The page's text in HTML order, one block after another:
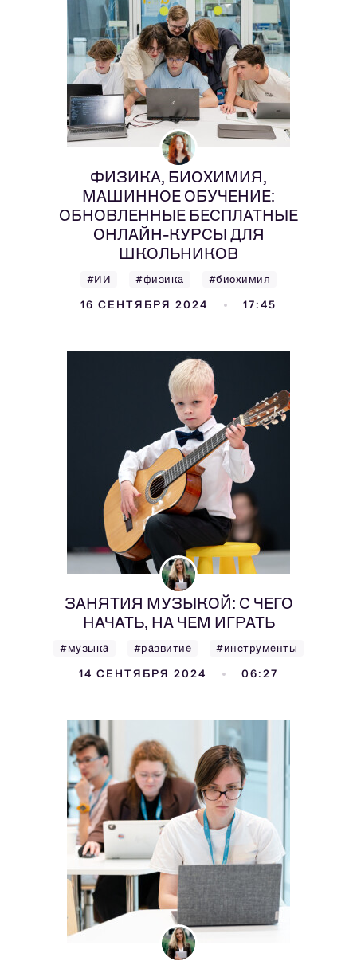
ФИЗИКА, БИОХИМИЯ,
МАШИННОЕ ОБУЧЕНИЕ:
ОБНОВЛЕННЫЕ БЕСПЛАТНЫЕ
ОНЛАЙН-КУРСЫ ДЛЯ
ШКОЛЬНИКОВ
#ИИ #физика #биохимия
16 СЕНТЯБРЯ 2024 17:45
ЗАНЯТИЯ МУЗЫКОЙ: С ЧЕГО
НАЧАТЬ, НА ЧЕМ ИГРАТЬ
#музыка #развитие #инструменты
14 СЕНТЯБРЯ 2024 06:27